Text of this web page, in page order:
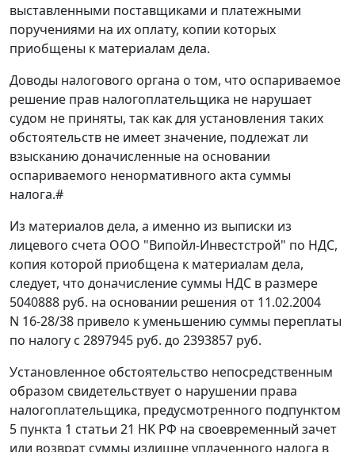
выставленными поставщиками и платежными
поручениями на их оплату, копии которых
приобщены к материалам дела.
Доводы налогового органа о том, что оспариваемое
решение прав налогоплательщика не нарушает
судом не приняты, так как для установления таких
обстоятельств не имеет значение, подлежат ли
взысканию доначисленные на основании
оспариваемого ненормативного акта суммы
налога.#
Из материалов дела, а именно из выписки из
лицевого счета ООО "Випойл-Инвестстрой" по НДС,
копия которой приобщена к материалам дела,
следует, что доначисление суммы НДС в размере
5040888 руб. на основании решения от 11.02.2004
N 16-28/38 привело к уменьшению суммы переплаты
по налогу с 2897945 руб. до 2393857 руб.
Установленное обстоятельство непосредственным
образом свидетельствует о нарушении права
налогоплательщика, предусмотренного подпунктом
5 пункта 1 статьи 21 НК РФ на своевременный зачет
или возврат суммы излишне уплаченного налога в